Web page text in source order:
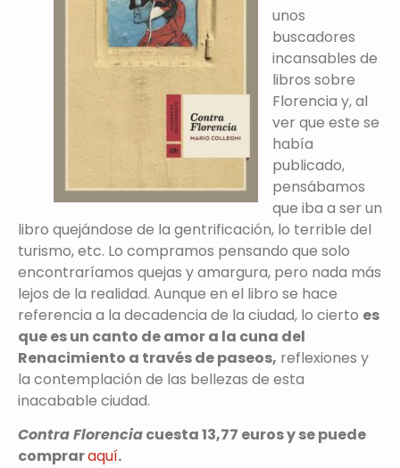
unos
buscadores
incansables de
libros sobre
Florencia y, al
ver que este se
había
publicado,
pensábamos
que iba a ser un
libro quejándose de la gentrificación, lo terrible del
turismo, etc. Lo compramos pensando que solo
encontraríamos quejas y amargura, pero nada más
lejos de la realidad. Aunque en el libro se hace
referencia a la decadencia de la ciudad, lo cierto es
que es un canto de amor a la cuna del
Renacimiento a través de paseos, reflexiones y
la contemplación de las bellezas de esta
inacabable ciudad.
Contra Florenciacuesta 13,77 euros y se puede
compraraquí.